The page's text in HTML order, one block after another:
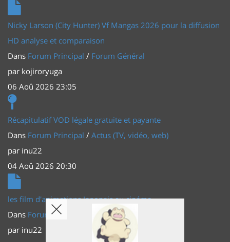
Nicky Larson (City Hunter) Vf Mangas 2026 pour la diffusion
HD analyse et comparaison
Dans Forum Principal / Forum Général
par kojiroryuga
06 Aoû 2026 23:05
Récapitulatif VOD légale gratuite et payante
Dans Forum Principal / Actus (TV, vidéo, web)
par inu22
04 Aoû 2026 20:30
les film d'animations Japonais au cinéma
Dans Forum Principal
Actus (TV, vidéo, web)
par inu22